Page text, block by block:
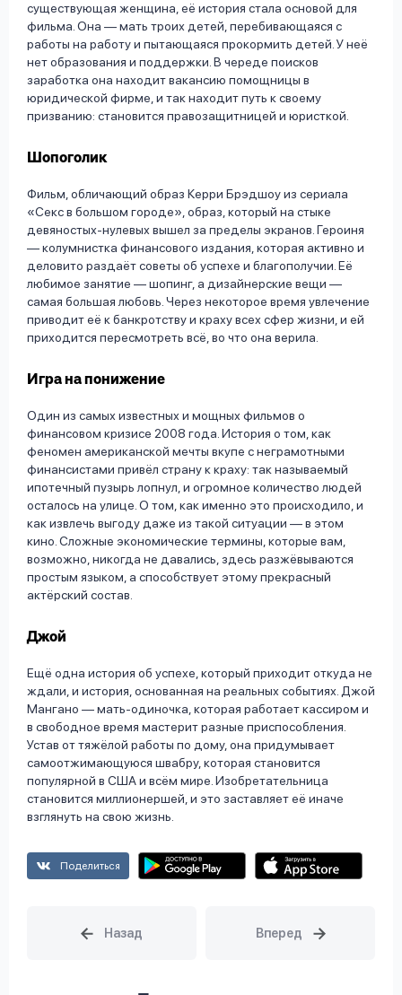
существующая женщина, её история стала основой для
фильма. Она — мать троих детей, перебивающаяся с
работы на работу и пытающаяся прокормить детей. У неё
нет образования и поддержки. В череде поисков
заработка она находит вакансию помощницы в
юридической фирме, и так находит путь к своему
призванию: становится правозащитницей и юристкой.
Шопоголик
Фильм, обличающий образ Керри Брэдшоу из сериала
«Секс в большом городе», образ, который на стыке
девяностых-нулевых вышел за пределы экранов. Героиня
— колумнистка финансового издания, которая активно и
деловито раздаёт советы об успехе и благополучии. Её
любимое занятие — шопинг, а дизайнерские вещи —
самая большая любовь. Через некоторое время увлечение
приводит её к банкротству и краху всех сфер жизни, и ей
приходится пересмотреть всё, во что она верила.
Игра на понижение
Один из самых известных и мощных фильмов о
финансовом кризисе 2008 года. История о том, как
феномен американской мечты вкупе с неграмотными
финансистами привёл страну к краху: так называемый
ипотечный пузырь лопнул, и огромное количество людей
осталось на улице. О том, как именно это происходило, и
как извлечь выгоду даже из такой ситуации — в этом
кино. Сложные экономические термины, которые вам,
возможно, никогда не давались, здесь разжёвываются
простым языком, а способствует этому прекрасный
актёрский состав.
Джой
Ещё одна история об успехе, который приходит откуда не
ждали, и история, основанная на реальных событиях. Джой
Мангано — мать-одиночка, которая работает кассиром и
в свободное время мастерит разные приспособления.
Устав от тяжёлой работы по дому, она придумывает
самоотжимающуюся швабру, которая становится
популярной в США и всём мире. Изобретательница
становится миллионершей, и это заставляет её иначе
взглянуть на свою жизнь.
Поделиться